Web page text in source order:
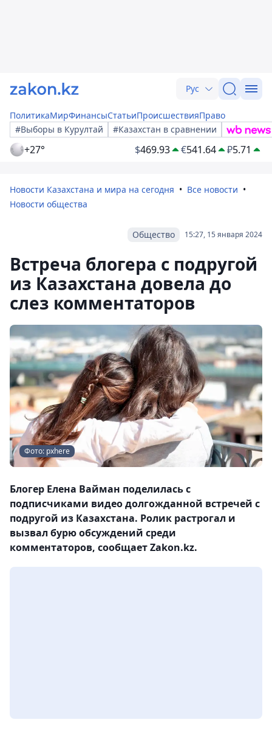
Рус
ПолитикаМирФинансыСтатьиПроисшествияПраво
#Выборы в Курултай
#Казахстан в сравнении
+27° $469.93 €541.64 ₽5.71
Новости Казахстана и мира на сегодня
Все новости
Новости общества
15:27, 15 января 2024
Общество
Встреча блогера с подругой
из Казахстана довела до
слез комментаторов
Фото: pxhere
Блогер Елена Вайман поделилась с
подписчиками видео долгожданной встречей с
подругой из Казахстана. Ролик растрогал и
вызвал бурю обсуждений среди
комментаторов, сообщает Zakon.kz.